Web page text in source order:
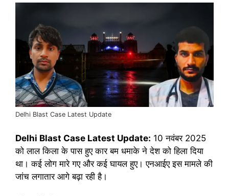
Delhi Blast Case Latest Update
Delhi Blast Case Latest Update: 10 नवंबर 2025
को लाल किला के पास हुए कार बम धमाके ने देश को हिला दिया
था। कई लोग मारे गए और कई घायल हुए। एनआईए इस मामले की
जांच लगातार आगे बढ़ा रही है।